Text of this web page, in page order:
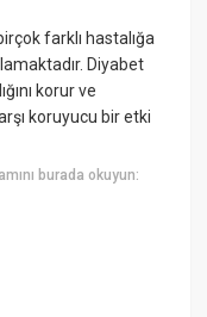
farklı hastalığa
Diyabet
korur ve
koruyucu bir etki
burada okuyun: